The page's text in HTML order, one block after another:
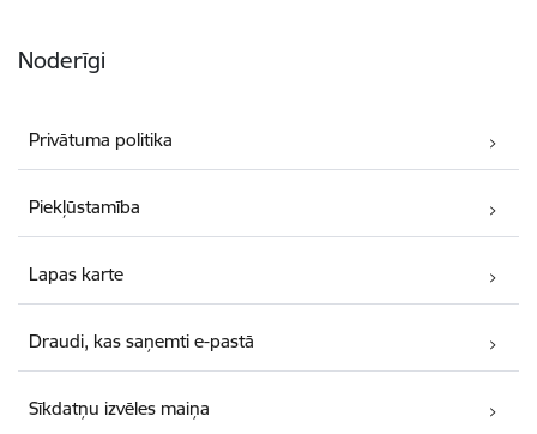
Noderīgi
Privātuma politika
Piekļūstamība
Lapas karte
Draudi, kas saņemti e-pastā
Sīkdatņu izvēles maiņa